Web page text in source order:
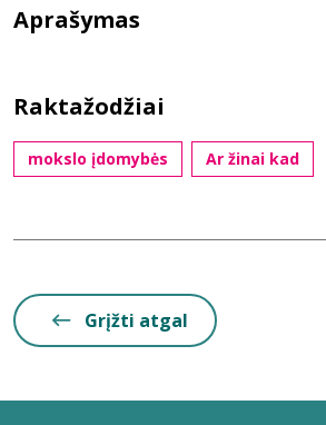
Aprašymas
Raktažodžiai
mokslo įdomybės Ar žinai kad
Grįžti atgal